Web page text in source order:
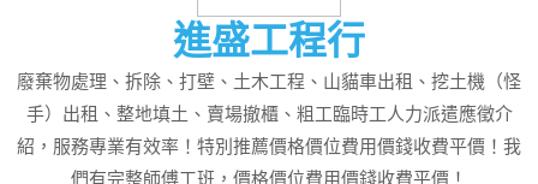
進盛工程行
廢棄物處理、拆除、打壁、土木工程、山貓車出租、挖土機（怪
手）出租、整地填土、賣場撤櫃、粗工臨時工人力派遣應徵介
紹，服務專業有效率！特別推薦價格價位費用價錢收費平價！我
們有完整師傅工班，價格價位費用價錢收費平價！